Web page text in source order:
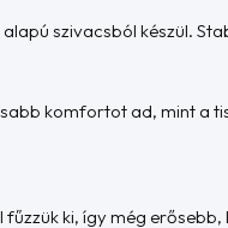
szivacsból készül.
komfortot ad, mint a
ki, így még